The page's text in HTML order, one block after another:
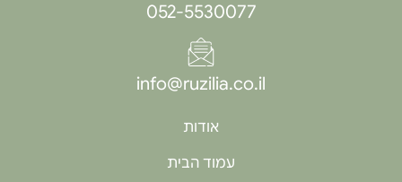
052-5530077
info@ruzilia.co.il
אודות
עמוד הבית